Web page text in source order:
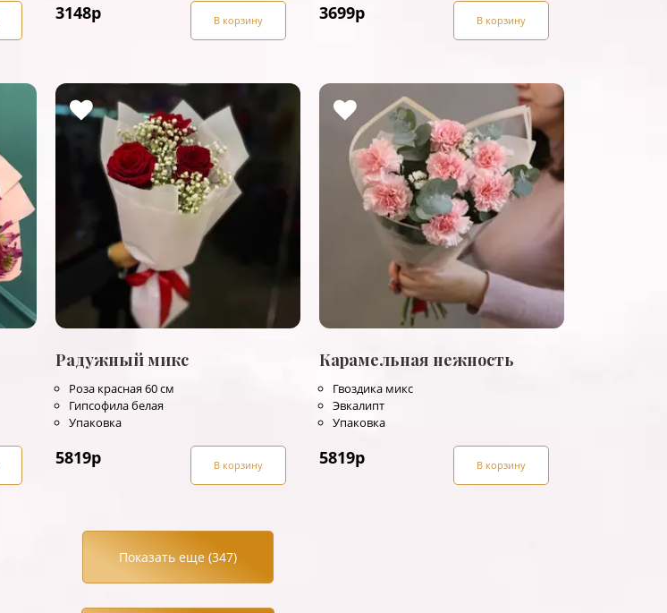
3148р В корзину 3699р В корзину
Радужный микс
Роза красная 60 см
Гипсофила белая
Упаковка
5819р В корзину
Карамельная нежность
Гвоздика микс
Эвкалипт
Упаковка
5819р В корзину
Показать еще (347)